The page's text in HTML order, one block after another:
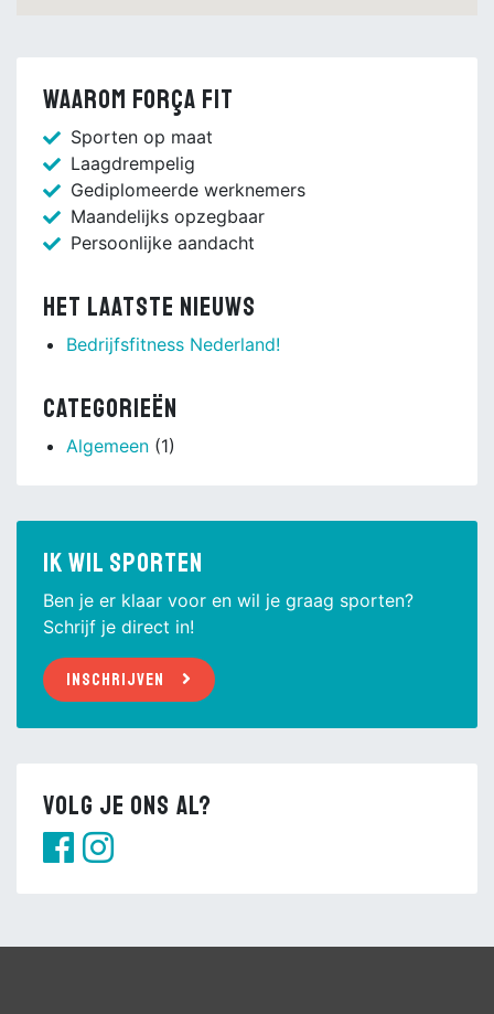
Waarom Força Fit
Sporten op maat
Laagdrempelig
Gediplomeerde werknemers
Maandelijks opzegbaar
Persoonlijke aandacht
Het laatste nieuws
Bedrijfsfitness Nederland!
Categorieën
Algemeen(1)
Ik wil sporten
Ben je er klaar voor en wil je graag sporten?
Schrijf je direct in!
Inschrijven
Volg je ons al?